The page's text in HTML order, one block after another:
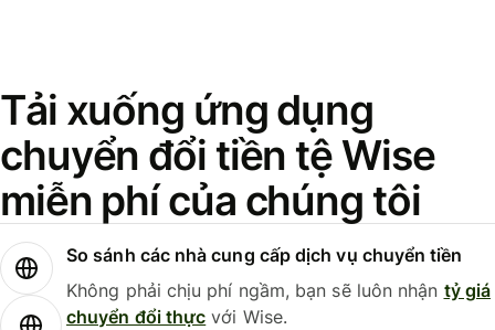
Tải xuống ứng dụng
chuyển đổi tiền tệ Wise
miễn phí của chúng tôi
So sánh các nhà cung cấp dịch vụ chuyển tiền
Không phải chịu phí ngầm, bạn sẽ luôn nhận tỷ giá
chuyển đổi thực với Wise.